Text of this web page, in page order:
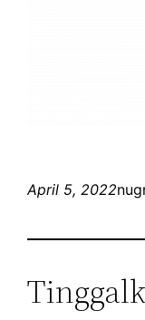
April 5, 2022